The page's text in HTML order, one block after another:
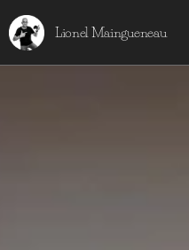
Lionel Maingueneau